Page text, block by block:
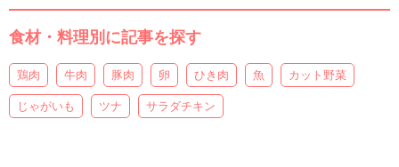
食材・料理別に記事を探す
鶏肉 牛肉 豚肉 卵 ひき肉 魚 カット野菜
じゃがいも ツナ サラダチキン